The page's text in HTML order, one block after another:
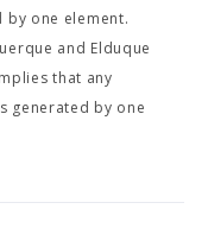
by one element.
and Elduque
that any
generated by one